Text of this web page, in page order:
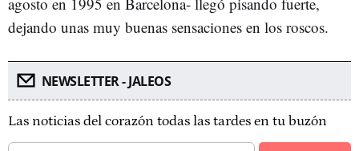
dejando unas muy buenas sensaciones en los roscos.
NEWSLETTER - JALEOS
Las noticias del corazón todas las tardes en tu buzón